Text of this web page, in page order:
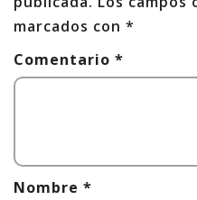
marcados con *
Comentario *
Nombre *